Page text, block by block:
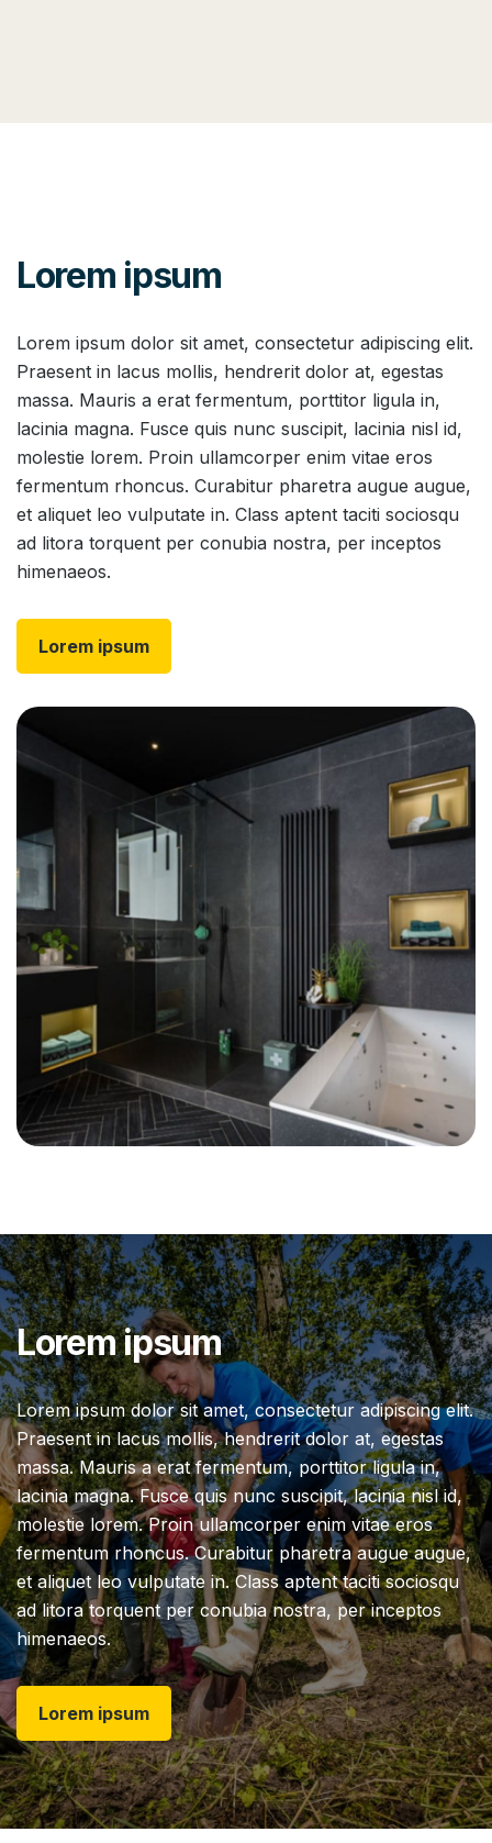
Lorem ipsum
Lorem ipsum dolor sit amet, consectetur adipiscing elit.
Praesent in lacus mollis, hendrerit dolor at, egestas
massa. Mauris a erat fermentum, porttitor ligula in,
lacinia magna. Fusce quis nunc suscipit, lacinia nisl id,
molestie lorem. Proin ullamcorper enim vitae eros
fermentum rhoncus. Curabitur pharetra augue augue,
et aliquet leo vulputate in. Class aptent taciti sociosqu
ad litora torquent per conubia nostra, per inceptos
himenaeos.
Lorem ipsum
Lorem ipsum
Lorem ipsum dolor sit amet, consectetur adipiscing elit.
Praesent in lacus mollis, hendrerit dolor at, egestas
massa. Mauris a erat fermentum, porttitor ligula in,
lacinia magna. Fusce quis nunc suscipit, lacinia nisl id,
molestie lorem. Proin ullamcorper enim vitae eros
fermentum rhoncus. Curabitur pharetra augue augue,
et aliquet leo vulputate in. Class aptent taciti sociosqu
ad litora torquent per conubia nostra, per inceptos
himenaeos.
Lorem ipsum